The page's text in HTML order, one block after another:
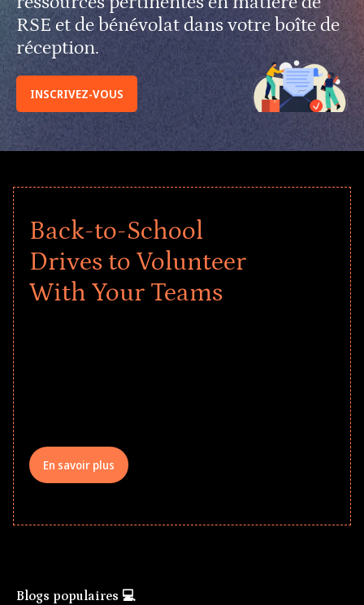
RSE et de bénévolat dans votre boîte de
réception.
INSCRIVEZ-VOUS
Back-to-School
Drives to Volunteer
With Your Teams
En savoir plus
Blogs populaires 💻